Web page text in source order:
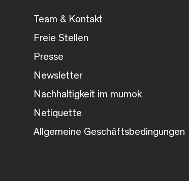
Team & Kontakt
Freie Stellen
Presse
Newsletter
Nachhaltigkeit im mumok
Netiquette
Allgemeine Geschäftsbedingungen